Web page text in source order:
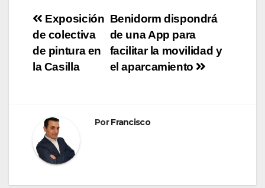
Navegación
de
entradas
Benidorm dispondrá
de una App para
facilitar la movilidad y
el aparcamiento
Exposición
de colectiva
de pintura en
la Casilla
PorFrancisco